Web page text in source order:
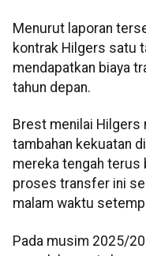
Menurut laporan
kontrak Hilgers satu
mendapatkan biaya
tahun depan.
Brest menilai
tambahan kekuatan
mereka tengah terus
proses transfer ini
malam waktu
Pada musim 2025/